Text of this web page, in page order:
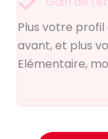
Plus votre
avant, et plus
Elémentaire,